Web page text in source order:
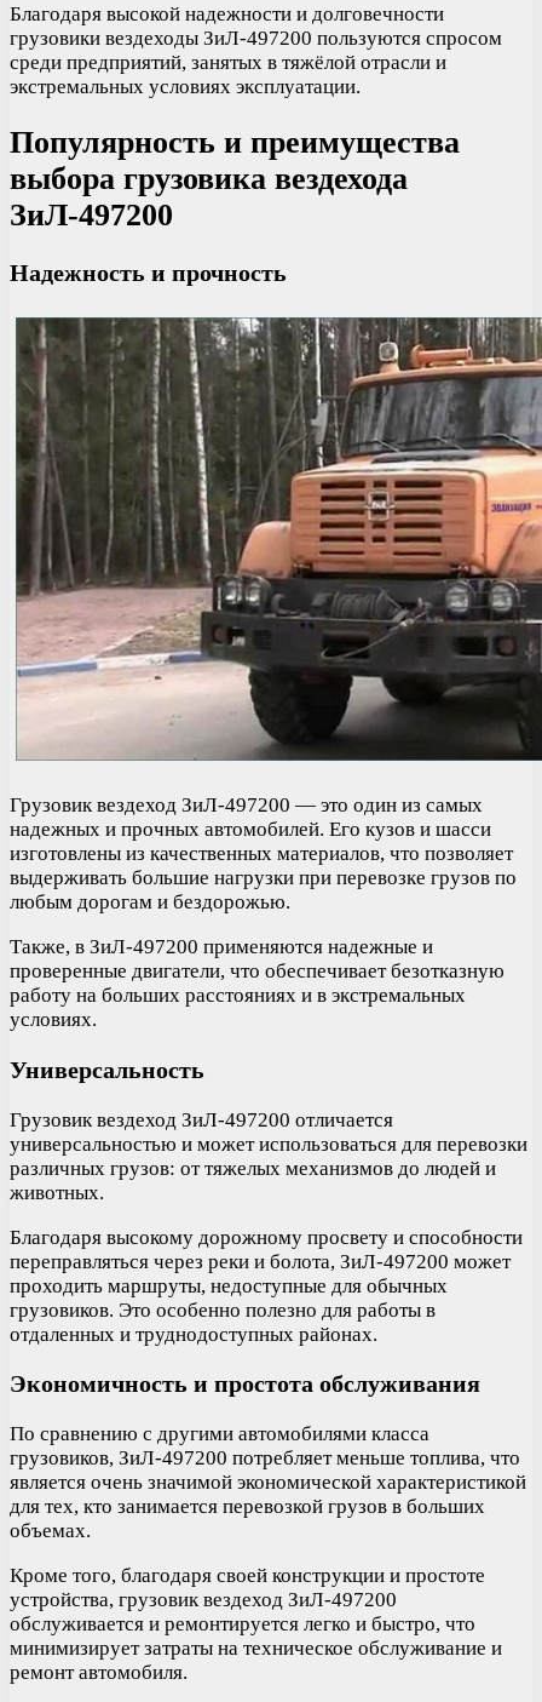
Благодаря высокой надежности и долговечности
грузовики вездеходы ЗиЛ-497200 пользуются спросом
среди предприятий, занятых в тяжёлой отрасли и
экстремальных условиях эксплуатации.
Популярность и преимущества
выбора грузовика вездехода
ЗиЛ-497200
Надежность и прочность
Грузовик вездеход ЗиЛ-497200 — это один из самых
надежных и прочных автомобилей. Его кузов и шасси
изготовлены из качественных материалов, что позволяет
выдерживать большие нагрузки при перевозке грузов по
любым дорогам и бездорожью.
Также, в ЗиЛ-497200 применяются надежные и
проверенные двигатели, что обеспечивает безотказную
работу на больших расстояниях и в экстремальных
условиях.
Универсальность
Грузовик вездеход ЗиЛ-497200 отличается
универсальностью и может использоваться для перевозки
различных грузов: от тяжелых механизмов до людей и
животных.
Благодаря высокому дорожному просвету и способности
переправляться через реки и болота, ЗиЛ-497200 может
проходить маршруты, недоступные для обычных
грузовиков. Это особенно полезно для работы в
отдаленных и труднодоступных районах.
Экономичность и простота обслуживания
По сравнению с другими автомобилями класса
грузовиков, ЗиЛ-497200 потребляет меньше топлива, что
является очень значимой экономической характеристикой
для тех, кто занимается перевозкой грузов в больших
объемах.
Кроме того, благодаря своей конструкции и простоте
устройства, грузовик вездеход ЗиЛ-497200
обслуживается и ремонтируется легко и быстро, что
минимизирует затраты на техническое обслуживание и
ремонт автомобиля.